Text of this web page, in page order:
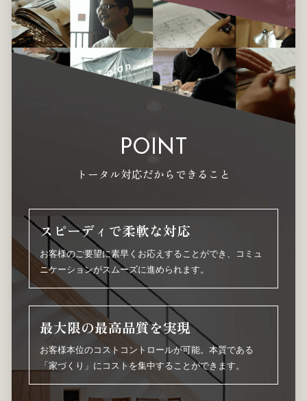
POINT
トータル対応だからできること
スピーディで柔軟な対応
お客様のご要望に素早くお応えすることができ、コミュ
ニケーションがスムーズに進められます。
最大限の最高品質を実現
お客様本位のコストコントロールが可能。本質である
「家づくり」にコストを集中することができます。